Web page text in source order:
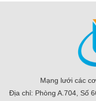
Mạng lưới các
Địa chỉ: Phòng A.704, Số